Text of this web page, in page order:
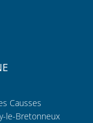
Causses
le-Bretonneux